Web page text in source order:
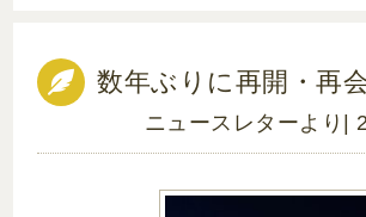
数年ぶりに再開・再
ニュースレターより |